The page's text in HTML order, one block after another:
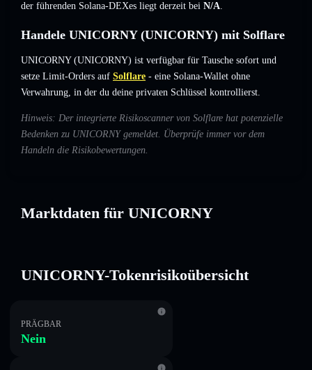
der führenden Solana-DEXes liegt derzeit bei N/A.
Handele UNICORNY (UNICORNY) mit Solflare
UNICORNY (UNICORNY) ist verfügbar für Tausche sofort und
setze Limit-Orders auf Solflare - eine Solana-Wallet ohne
Verwahrung, in der du deine privaten Schlüssel kontrollierst.
Hinweis: Der integrierte Risikoscanner von Solflare hat potenzielle
Bedenken zu UNICORNY gemeldet. Überprüfe immer vor dem
Handeln die Risikobewertungen.
Marktdaten für UNICORNY
UNICORNY-Tokenrisikoübersicht
PRÄGBAR
Nein